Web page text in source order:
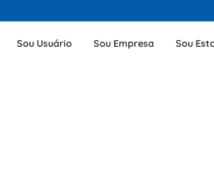
Sou Usuário Sou Empresa Sou